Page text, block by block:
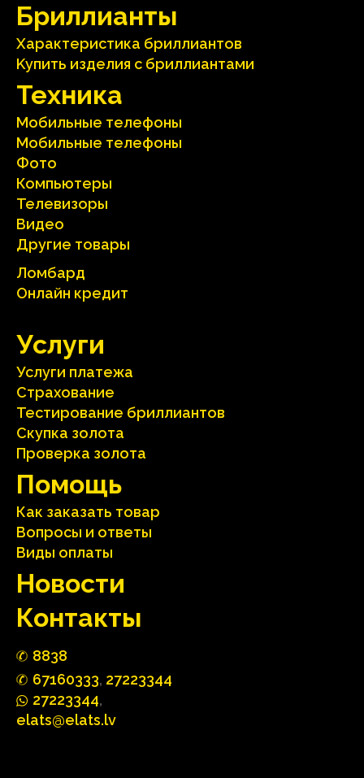
Бриллианты
Характеристика бриллиантoв
Kупить изделия c бриллиантами
Техника
Мобильные телефоны
Мобильные телефоны
Фото
Компьютеры
Телевизоры
Видео
Другие товары
Ломбард
Онлайн кредит
Услуги
Услуги платежа
Страхование
Тестирование бриллиантов
Скупка золота
Проверка золота
Помощь
Как заказать товар
Вопросы и ответы
Виды оплаты
Hовости
Контакты
8838
67160333, 27223344
27223344,
elats@elats.lv